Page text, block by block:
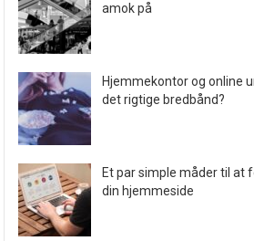
amok på
Hjemmekontor og online
det rigtige bredbånd?
Et par simple måder til at
din hjemmeside